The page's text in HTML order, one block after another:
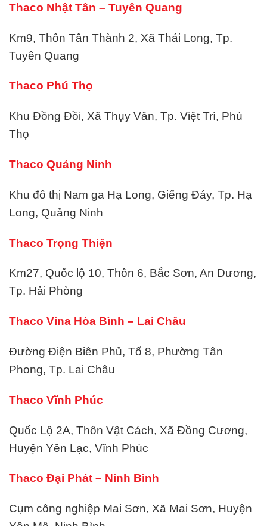
Thaco Nhật Tân – Tuyên Quang
Km9, Thôn Tân Thành 2, Xã Thái Long, Tp.
Tuyên Quang
Thaco Phú Thọ
Khu Đồng Đồi, Xã Thụy Vân, Tp. Việt Trì, Phú
Thọ
Thaco Quảng Ninh
Khu đô thị Nam ga Hạ Long, Giếng Đáy, Tp. Hạ
Long, Quảng Ninh
Thaco Trọng Thiện
Km27, Quốc lộ 10, Thôn 6, Bắc Sơn, An Dương,
Tp. Hải Phòng
Thaco Vina Hòa Bình – Lai Châu
Đường Điện Biên Phủ, Tổ 8, Phường Tân
Phong, Tp. Lai Châu
Thaco Vĩnh Phúc
Quốc Lộ 2A, Thôn Vật Cách, Xã Đồng Cương,
Huyện Yên Lạc, Vĩnh Phúc
Thaco Đại Phát – Ninh Bình
Cụm công nghiệp Mai Sơn, Xã Mai Sơn, Huyện